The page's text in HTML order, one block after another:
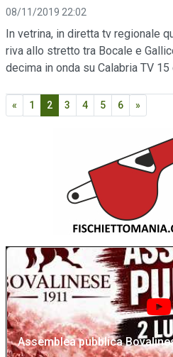
08/11/2019 22:02
In vetrina, in diretta tv regionale
riva allo stretto tra Bocale e
decima in onda su Calabria TV
« 1 2 3 4 5 6 »
Assemblea pubblica